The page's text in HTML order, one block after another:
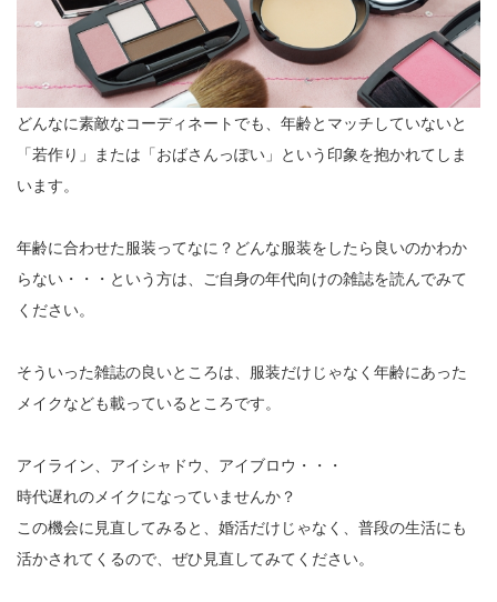
どんなに素敵なコーディネートでも、年齢とマッチしていないと
「若作り」または「おばさんっぽい」という印象を抱かれてしま
います。
年齢に合わせた服装ってなに？どんな服装をしたら良いのかわか
らない・・・という方は、ご自身の年代向けの雑誌を読んでみて
ください。
そういった雑誌の良いところは、服装だけじゃなく年齢にあった
メイクなども載っているところです。
アイライン、アイシャドウ、アイブロウ・・・
時代遅れのメイクになっていませんか？
この機会に見直してみると、婚活だけじゃなく、普段の生活にも
活かされてくるので、ぜひ見直してみてください。